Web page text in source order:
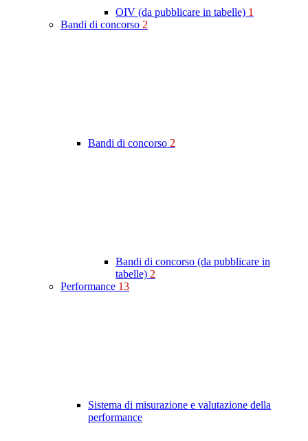
OIV (da pubblicare in tabelle) 1
Bandi di concorso 2
Bandi di concorso 2
Bandi di concorso (da pubblicare in
tabelle) 2
Performance 13
Sistema di misurazione e valutazione della
performance